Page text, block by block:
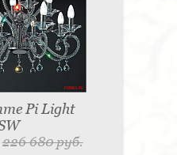
Pi Light
226 680 руб.